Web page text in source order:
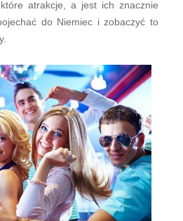
atrakcje, a jest ich znacznie
do Niemiec i zobaczyć to